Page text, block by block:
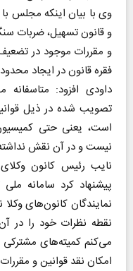
وی با بیان اینکه مجلس
و قانون تسهیل، ضربات
فقره قانون در ایجاد
داودی افزود: متاسفانه
تصویب شده در ذیل
است، یعنی حتی
نیست و در آن نقش
نایب رئیس کانون
پیشنهاد کرد سامانه
نمایندگان کانون‌های
نقطه نظرات خود را در
می‌کنم کمیته‌های
امکان نقد قوانین و